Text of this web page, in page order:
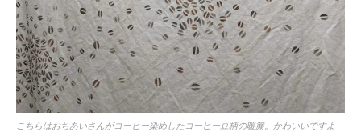
こちらはおちあいさんがコーヒー染めしたコーヒー豆柄の暖簾。かわいいですよ